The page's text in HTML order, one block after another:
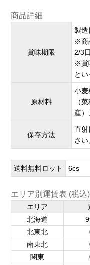
商品詳細
賞味期限
製造
※商
2/3
※賞
とい
原材料
小麦
（
産）
保存方法
直射
さい
送料無料ロット 6cs
エリア別運賃表 (税込)
エリア
北海道
北東北
南東北
関東